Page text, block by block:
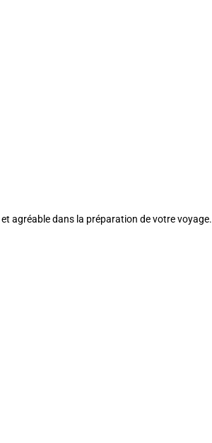
agréable dans la préparation de votre voyage.